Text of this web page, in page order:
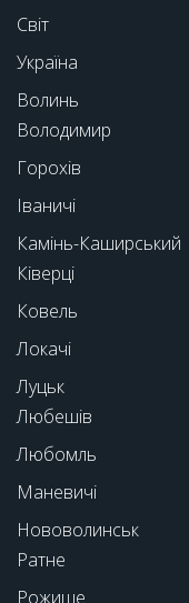
Світ
Україна
Волинь
Володимир
Горохів
Іваничі
Камінь-Каширський
Ківерці
Ковель
Локачі
Луцьк
Любешів
Любомль
Маневичі
Нововолинськ
Ратне
Рожище